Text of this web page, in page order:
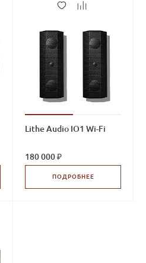
Lithe Audio IO1 Wi-Fi
180 000 ₽
ПОДРОБНЕЕ